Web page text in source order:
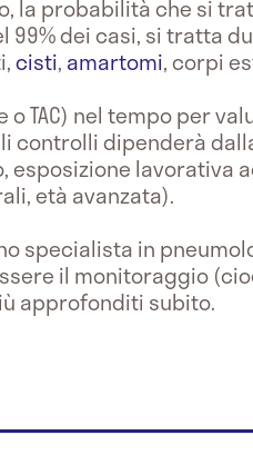
la probabilità che si
dei casi, si tratta
cisti, amartomi, corpi
o TAC) nel tempo per
controlli dipenderà
lavorativa
età avanzata).
specialista in
il monitoraggio
approfonditi subito.